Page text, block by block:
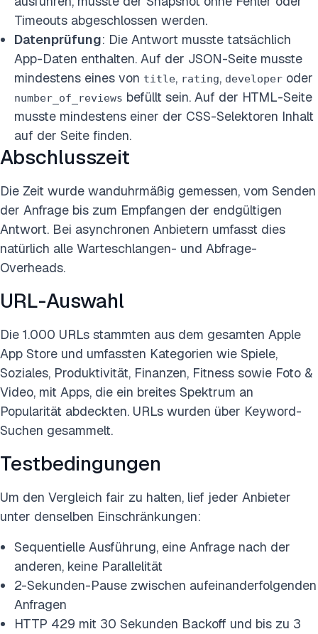
Timeouts abgeschlossen werden.
Datenprüfung: Die Antwort musste tatsächlich
App-Daten enthalten. Auf der JSON-Seite musste
mindestens eines von title, rating, developer oder
number_of_reviews befüllt sein. Auf der HTML-Seite
musste mindestens einer der CSS-Selektoren Inhalt
auf der Seite finden.
Abschlusszeit
Die Zeit wurde wanduhrmäßig gemessen, vom Senden
der Anfrage bis zum Empfangen der endgültigen
Antwort. Bei asynchronen Anbietern umfasst dies
natürlich alle Warteschlangen- und Abfrage-
Overheads.
URL-Auswahl
Die 1.000 URLs stammten aus dem gesamten Apple
App Store und umfassten Kategorien wie Spiele,
Soziales, Produktivität, Finanzen, Fitness sowie Foto &
Video, mit Apps, die ein breites Spektrum an
Popularität abdeckten. URLs wurden über Keyword-
Suchen gesammelt.
Testbedingungen
Um den Vergleich fair zu halten, lief jeder Anbieter
unter denselben Einschränkungen:
Sequentielle Ausführung, eine Anfrage nach der
anderen, keine Parallelität
2-Sekunden-Pause zwischen aufeinanderfolgenden
Anfragen
HTTP 429 mit 30 Sekunden Backoff und bis zu 3